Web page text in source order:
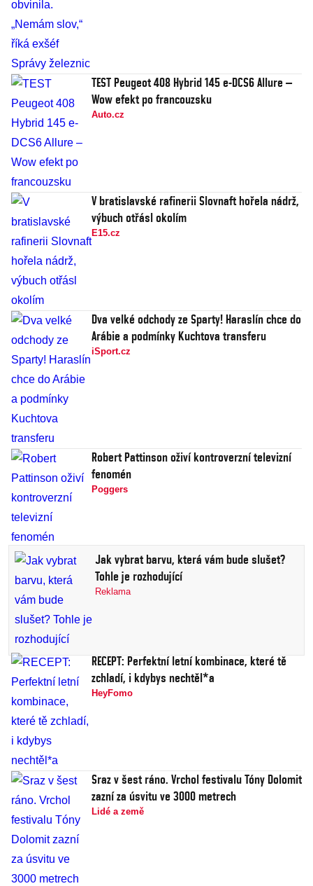
TEST Peugeot 408 Hybrid 145 e-DCS6 Allure –
Wow efekt po francouzsku
Auto.cz
V bratislavské rafinerii Slovnaft hořela nádrž,
výbuch otřásl okolím
E15.cz
Dva velké odchody ze Sparty! Haraslín chce do
Arábie a podmínky Kuchtova transferu
iSport.cz
Robert Pattinson oživí kontroverzní televizní
fenomén
Poggers
Jak vybrat barvu, která vám bude slušet?
Tohle je rozhodující
Reklama
RECEPT: Perfektní letní kombinace, které tě
zchladí, i kdybys nechtěl*a
HeyFomo
Sraz v šest ráno. Vrchol festivalu Tóny Dolomit
zazní za úsvitu ve 3000 metrech
Lidé a země